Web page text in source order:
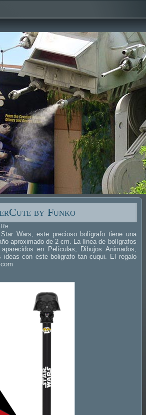
by Funko
Wars, este precioso bolígrafo tiene una
aproximado de 2 cm. La línea de bolígrafos
en Películas, Dibujos Animados,
con este boligrafo tan cuqui. El regalo